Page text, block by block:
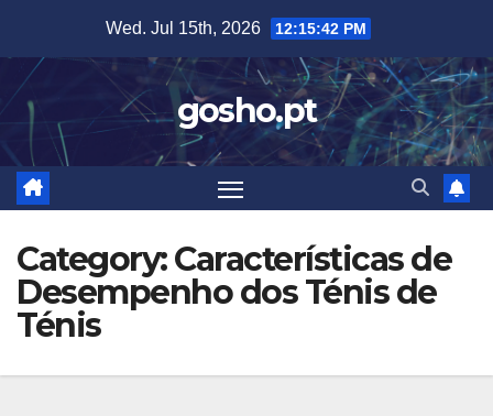
content
Wed. Jul 15th, 2026 12:15:44 PM
gosho.pt
Category:Características de
Desempenho dos Ténis de
Ténis